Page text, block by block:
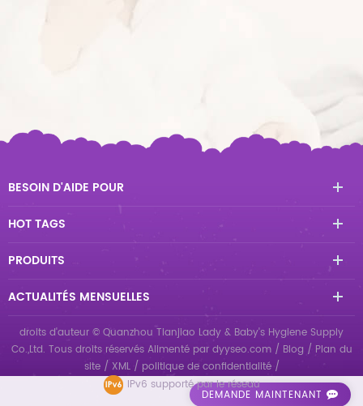
DEMANDE MAINTENANT
BESOIN D'AIDE POUR
HOT TAGS
PRODUITS
ACTUALITÉS MENSUELLES
droits d'auteur © Quanzhou Tianjiao Lady & Baby's Hygiene Supply
Co.,Ltd. Tous droits réservés Alimenté par dyyseo.com / Blog / Plan du
site/ XML/ politique de confidentialité/
IPv6 supporté par le réseau